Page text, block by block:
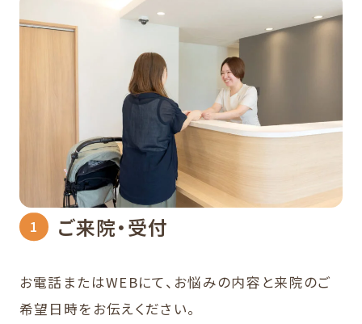
ご来院・受付
お電話またはWEBにて、お悩みの内容と来院のご
希望日時をお伝えください。